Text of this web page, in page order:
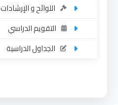
اللوائح و الإرشادات
التقويم الدراسي
الجداول الدراسية